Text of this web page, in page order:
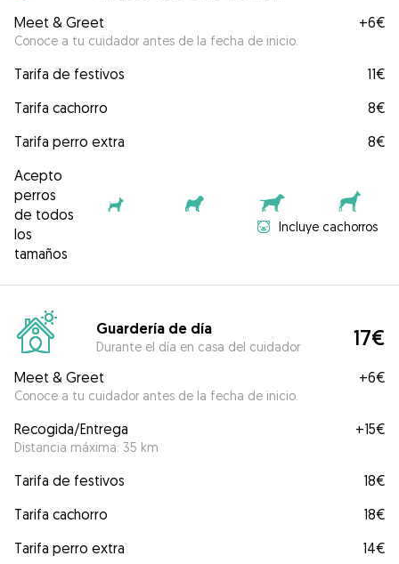
Meet & Greet
Conoce a tu cuidador antes de la fecha de inicio.
+6€
Tarifa de festivos
11€
Tarifa cachorro
8€
Tarifa perro extra
8€
Acepto
perros
de todos
los
tamaños
Incluye cachorros
Guardería de día
Durante el día en casa del cuidador 17€
Meet & Greet
Conoce a tu cuidador antes de la fecha de inicio.
+6€
Recogida/Entrega
Distancia máxima: 35 km
+15€
Tarifa de festivos
18€
Tarifa cachorro
18€
Tarifa perro extra
14€